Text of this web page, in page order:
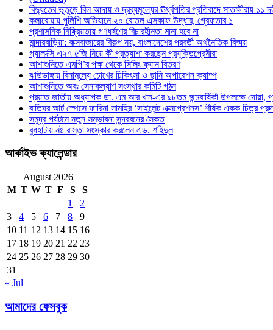
বিদ্যুতের ভূতুড়ে বিল আদায় ও দ্রব্যমূল্যের ঊর্ধ্বগতির প্রতিবাদে সাতক্ষীরায় ১১
কলারোয়ায় পুলিশি অভিযানে ২০ বোতল এসকাফ উদ্ধার, গ্রেফতার ১
প্রশাসনিক নিষ্ক্রিয়তায় গণধর্ষণের বিচারহীনতা মানা হবে না
মান্দারবাড়িয়া: কক্সবাজারের বিকল্প নয়, বাংলাদেশের পরবর্তী অর্থনৈতিক বিস্ময়
গ্যালাক্সি এ২৭ ৫জি নিয়ে কী প্রত্যাশা করছেন প্রযুক্তিপ্রেমীরা
আশাশুনিতে এমপি’র পক্ষ থেকে সিলিং ফ্যান বিতরণ
ঝাউডাঙ্গায় বিনামূল্যে চোখের চিকিৎসা ও ছানি অপারেশন ক্যাম্প
আশাশুনিতে অবঃ সেনাকল্যাণ সংস্থার কমিটি গঠন
প্রয়াত জাতীয় অধ্যাপক ডা. এম আর খান-এর ৯৮তম জন্মবার্ষিকী উপলক্ষে দোয়া,
বাতিঘর আর্ট স্পেসে ফারিনা সামহির ‘সাইলেন্ট এক্সপ্রেশনস’ শীর্ষক একক চিত্র
সমুদ্র পর্যটনে নতুন সম্ভাবনা সুন্দরবনের সৈকত
বুধহাটায় নষ্ট রাস্তা সংস্কার করলেন এড. শহিদুল
আর্কাইভ ক্যালেন্ডার
August 2026
M T W T F S
S
1
2
3
4 5 6 7 8
9
10 11 12 13 14 15 16
17 18 19 20 21 22 23
24 25 26 27 28 29 30
31
« Jul
আমাদের ফেসবুক